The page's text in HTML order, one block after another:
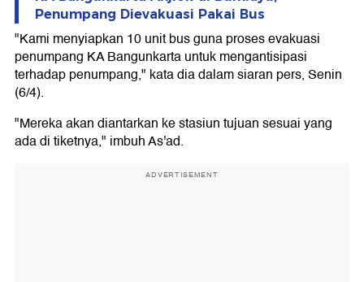
Penumpang Dievakuasi Pakai Bus
"Kami menyiapkan 10 unit bus guna proses evakuasi
penumpang KA Bangunkarta untuk mengantisipasi
terhadap penumpang," kata dia dalam siaran pers, Senin
(6/4).
"Mereka akan diantarkan ke stasiun tujuan sesuai yang
ada di tiketnya," imbuh As'ad.
ADVERTISEMENT